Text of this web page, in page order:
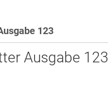
123
Ausgabe 123